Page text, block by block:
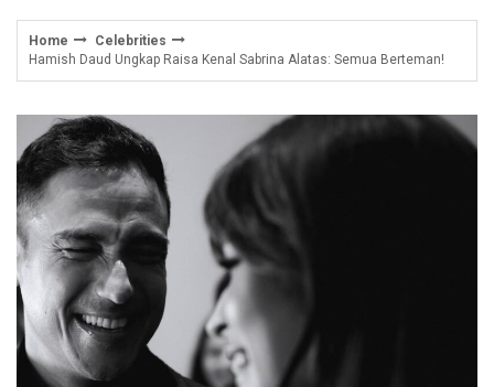
Home
Celebrities
Hamish Daud Ungkap Raisa Kenal Sabrina Alatas: Semua Berteman!